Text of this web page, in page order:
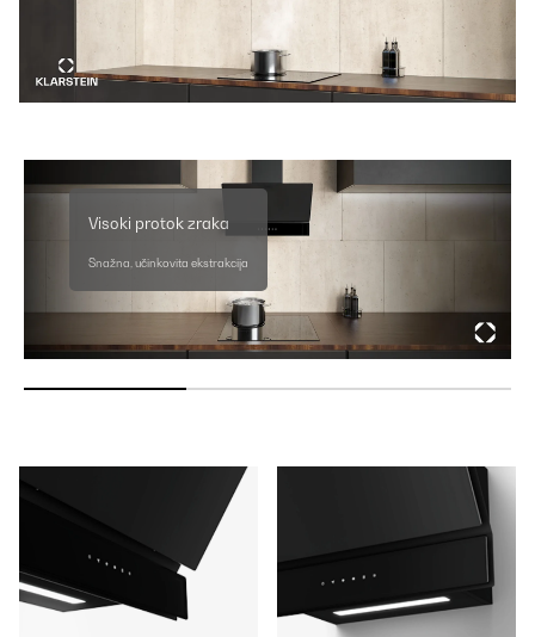
Visoki protok zraka
Snažna, učinkovita ekstrakcija